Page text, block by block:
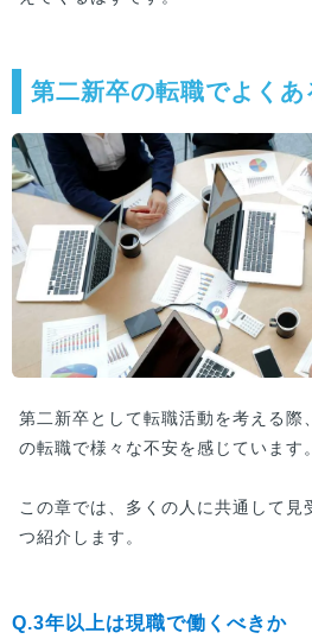
第二新卒の転職でよくあ
第二新卒として転職活動を考える際
の転職で様々な不安を感じています。
この章では、多くの人に共通して見
つ紹介します。
Q.3年以上は現職で働くべきか